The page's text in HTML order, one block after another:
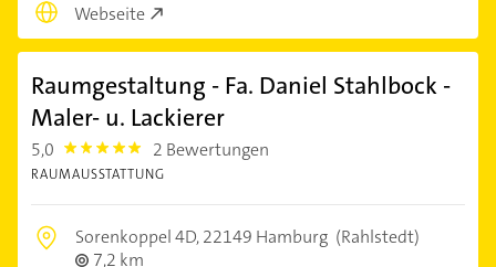
Webseite
Raumgestaltung - Fa. Daniel Stahlbock -
Maler- u. Lackierer
5,0 5.0 2 Bewertungen
RAUMAUSSTATTUNG
Sorenkoppel 4D,22149 Hamburg (Rahlstedt)
7,2 km